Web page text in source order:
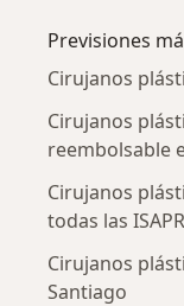
Previsiones
Cirujanos
Cirujanos
reembolsable
Cirujanos
todas las
Cirujanos
Santiago